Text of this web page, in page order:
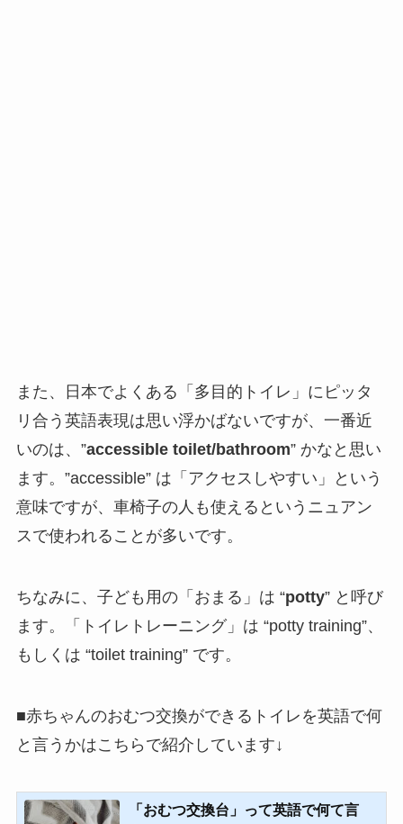
また、日本でよくある「多目的トイレ」にピッタ
リ合う英語表現は思い浮かばないですが、一番近
いのは、”accessible toilet/bathroom” かなと思い
ます。”accessible” は「アクセスしやすい」という
意味ですが、車椅子の人も使えるというニュアン
スで使われることが多いです。
ちなみに、子ども用の「おまる」は “potty” と呼び
ます。「トイレトレーニング」は “potty training”、
もしくは “toilet training” です。
■赤ちゃんのおむつ交換ができるトイレを英語で何
と言うかはこちらで紹介しています↓
「おむつ交換台」って英語で何て言